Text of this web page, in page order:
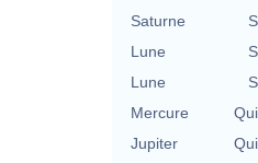
Saturne
Lune
Lune
Mercure
Jupiter